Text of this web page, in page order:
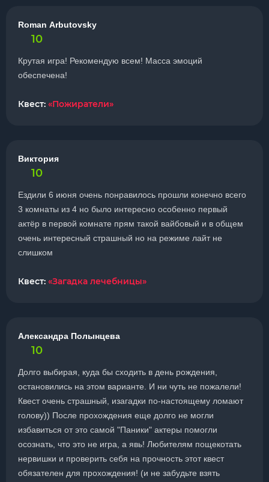
Roman Arbutovsky
10
Крутая игра! Рекомендую всем! Масса эмоций
обеспечена!
Квест: «Пожиратели»
Виктория
10
Ездили 6 июня очень понравилось прошли конечно всего
3 комнаты из 4 но было интересно особенно первый
актёр в первой комнате прям такой вайбовый и в общем
очень интересный страшный но на режиме лайт не
слишком
Квест: «Загадка лечебницы»
Александра Полынцева
10
Долго выбирая, куда бы сходить в день рождения,
остановились на этом варианте. И ни чуть не пожалели!
Квест очень страшный, изагадки по-настоящему ломают
голову)) После прохождения еще долго не могли
избавиться от это самой "Паники" актеры помогли
осознать, что это не игра, а явь! Любителям пощекотать
нервишки и проверить себя на прочность этот квест
обязателен для прохождения! (и не забудьте взять